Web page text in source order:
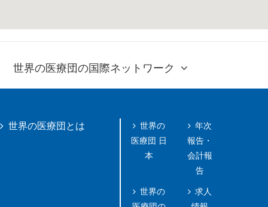
世界の医療団の国際ネットワーク
世界の医療団とは
世界の
医療団 日
本
世界の
年次
報告・
会計報
告
求人